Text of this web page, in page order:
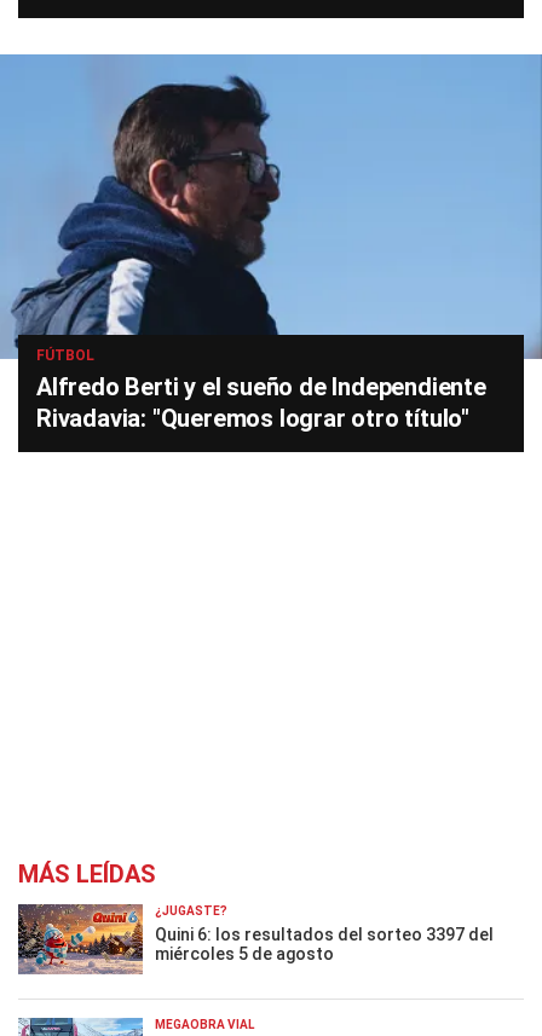
FÚTBOL
Alfredo Berti y el sueño de Independiente
Rivadavia: "Queremos lograr otro título"
MÁS LEÍDAS
¿JUGASTE?
Quini 6: los resultados del sorteo 3397 del
miércoles 5 de agosto
MEGAOBRA VIAL